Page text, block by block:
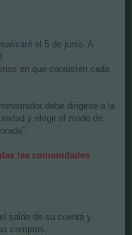
el 5 de junio. A
en que consisten cada
debe dirigirse a la
y elegir el modo de
las comunidades
saldo de su cuenta y
compras.